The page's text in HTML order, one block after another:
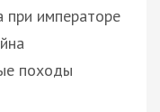
при императоре
походы